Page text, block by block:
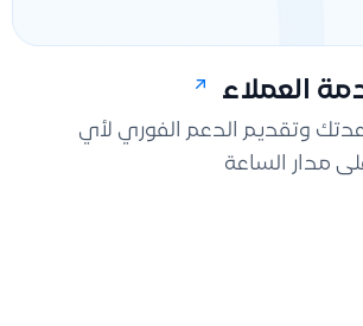
العملاء
وتقديم الدعم الفوري لأي
مدار الساعة